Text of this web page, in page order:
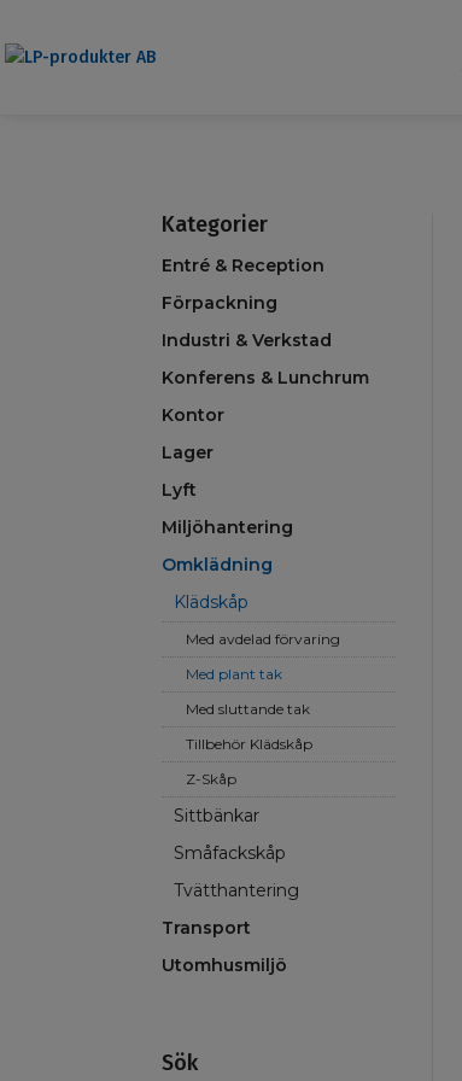
Kategorier
Entré & Reception
Förpackning
Industri & Verkstad
Konferens & Lunchrum
Kontor
Lager
Lyft
Miljöhantering
Omklädning
Klädskåp
Med avdelad förvaring
Med plant tak
Med sluttande tak
Tillbehör Klädskåp
Z-Skåp
Sittbänkar
Småfackskåp
Tvätthantering
Transport
Utomhusmiljö
Sök